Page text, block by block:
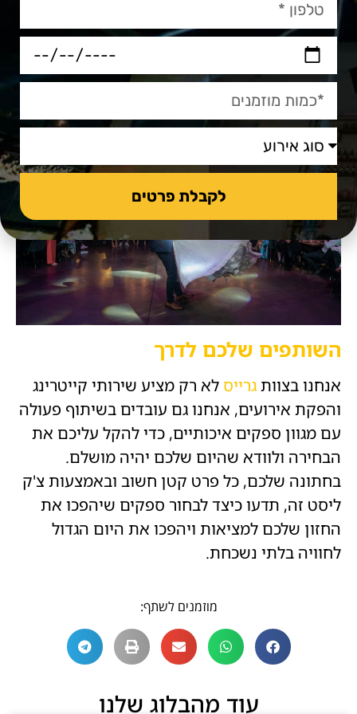
המלצה נוספת –
והימנעו מהפיתוי להוציא יותר כסף ממה
שתכננתם – השוו מחירים בין ספקים שונים כדי
למצוא את המתאים ביותר לצרכים שלכם.
השותפים שלכם לדרך
אנחנו בצוותגרייס לא רק מציע שירותי קייטרינג
והפקת אירועים, אנחנו גם עובדים בשיתוף פעולה
עם מגוון ספקים איכותיים, כדי להקל עליכם את
הבחירה ולוודא שהיום שלכם יהיה מושלם.
בחתונה שלכם, כל פרט קטן חשוב ובאמצעות צ'ק
ליסט זה, תדעו כיצד לבחור ספקים שיהפכו את
החזון שלכם למציאות ויהפכו את היום הגדול
לחוויה בלתי נשכחת.
מוזמנים לשתף:
עוד מהבלוג שלנו
לקבלת פרטים